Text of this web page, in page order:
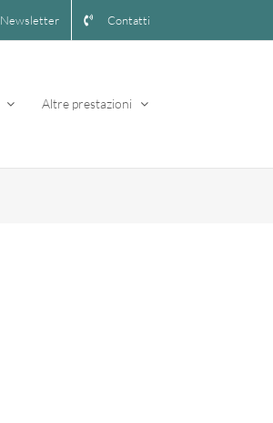
Newsletter Contatti
Altre prestazioni